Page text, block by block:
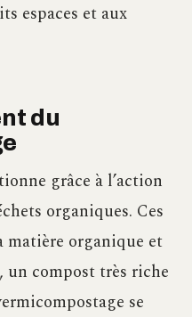
espaces et aux
du
grâce à l’action
organiques. Ces
organique et
compost très riche
se